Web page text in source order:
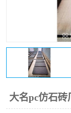
大名pc仿石